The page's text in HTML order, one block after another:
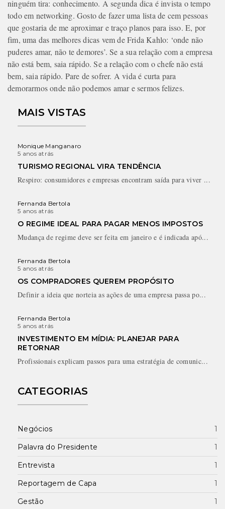
ninguém tira: conhecimento. A segunda dica é invista o tempo
todo em networking. Gosto de fazer uma lista de cem pessoas
que gostaria de me aproximar e traço planos para isso. E, por
fim, uma das melhores dicas vem de Frida Kahlo: ‘onde não
puderes amar, não te demores’. Se a sua relação com a empresa
não está bem, saia rápido. Se a relação com o chefe não está
bem, saia rápido. Pare de sofrer. A vida é curta para
demorarmos onde não podemos amar e sermos felizes.
MAIS VISTAS
Monique Manganaro
5 anos atrás
TURISMO REGIONAL VIRA TENDÊNCIA
Respiro: consumidores e empresas encontram saída para viver ...
Fernanda Bertola
5 anos atrás
O REGIME IDEAL PARA PAGAR MENOS IMPOSTOS
Mudança de regime deve ser feita em janeiro e é indicada apó...
Fernanda Bertola
5 anos atrás
OS COMPRADORES QUEREM PROPÓSITO
Definir a ideia que norteia as ações de uma empresa passa po...
Fernanda Bertola
5 anos atrás
INVESTIMENTO EM MÍDIA: PLANEJAR PARA
RETORNAR
Profissionais explicam passos para uma estratégia de comunic...
CATEGORIAS
Negócios
1
Palavra do Presidente
1
Entrevista
1
Reportagem de Capa
1
Gestão
1